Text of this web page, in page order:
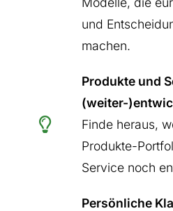
und
machen.
Produkte und
(weiter-
Finde heraus,
Produkte-
Service noch
Persönliche